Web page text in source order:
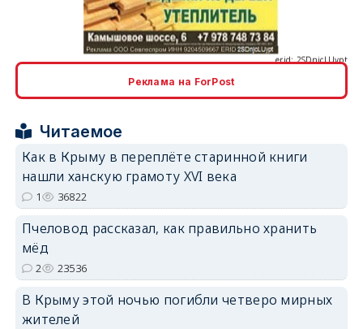
erid: 2SDnjcrDNw6
erid: 2SDnjdPjgYS
Реклама на ForPost
Читаемое
Как в Крыму в переплёте старинной книги
нашли ханскую грамоту XVI века
1 36822
Пчеловод рассказал, как правильно хранить
мёд
2 23536
В Крыму этой ночью погибли четверо мирных
жителей